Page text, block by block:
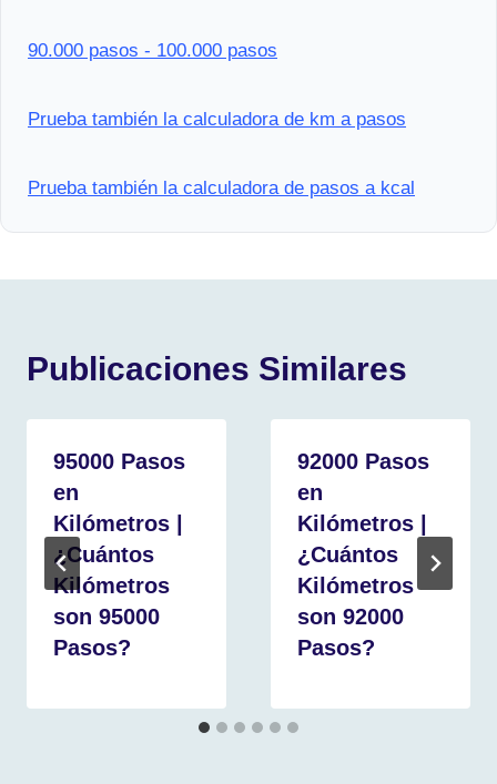
90.000 pasos - 100.000 pasos
Prueba también la calculadora de km a pasos
Prueba también la calculadora de pasos a kcal
Publicaciones Similares
95000 Pasos
en
Kilómetros |
¿Cuántos
Kilómetros
son 95000
Pasos?
92000 Pasos
en
Kilómetros |
¿Cuántos
Kilómetros
son 92000
Pasos?